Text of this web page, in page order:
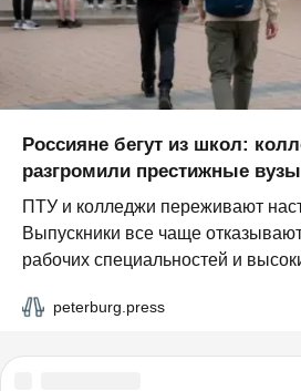
Россияне бегут из школ:
разгромили престижные вузы
ПТУ и колледжи переживают
Выпускники все чаще
рабочих специальностей и
peterburg.press